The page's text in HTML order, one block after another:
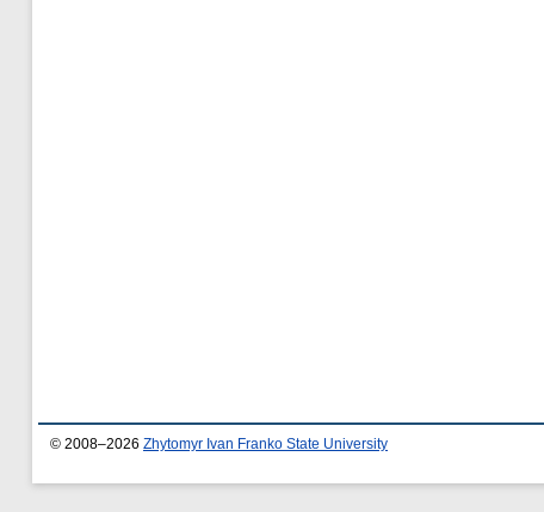
© 2008–2026 Zhytomyr Ivan Franko State University